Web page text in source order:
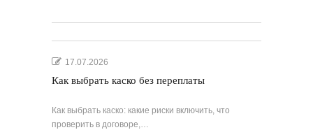
17.07.2026
Как выбрать каско без переплаты
Как выбрать каско: какие риски включить, что
проверить в договоре,…